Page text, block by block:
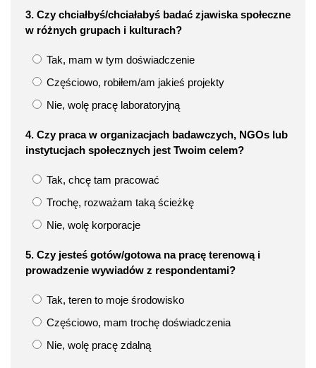
3. Czy chciałbyś/chciałabyś badać zjawiska społeczne
w różnych grupach i kulturach?
Tak, mam w tym doświadczenie
Częściowo, robiłem/am jakieś projekty
Nie, wolę pracę laboratoryjną
4. Czy praca w organizacjach badawczych, NGOs lub
instytucjach społecznych jest Twoim celem?
Tak, chcę tam pracować
Trochę, rozważam taką ścieżkę
Nie, wolę korporacje
5. Czy jesteś gotów/gotowa na pracę terenową i
prowadzenie wywiadów z respondentami?
Tak, teren to moje środowisko
Częściowo, mam trochę doświadczenia
Nie, wolę pracę zdalną